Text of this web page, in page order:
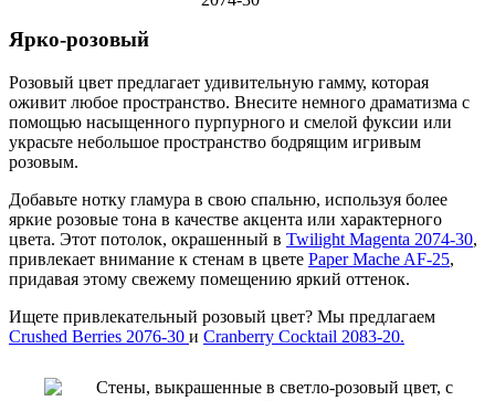
Ярко-розовый
Розовый цвет предлагает удивительную гамму, которая
оживит любое пространство. Внесите немного драматизма с
помощью насыщенного пурпурного и смелой фуксии или
украсьте небольшое пространство бодрящим игривым
розовым.
Добавьте нотку гламура в свою спальню, используя более
яркие розовые тона в качестве акцента или характерного
цвета. Этот потолок, окрашенный в Twilight Magenta 2074-30,
привлекает внимание к стенам в цвете Paper Mache AF-25,
придавая этому свежему помещению яркий оттенок.
Ищете привлекательный розовый цвет? Мы предлагаем
Crushed Berries 2076-30 и Cranberry Cocktail 2083-20.